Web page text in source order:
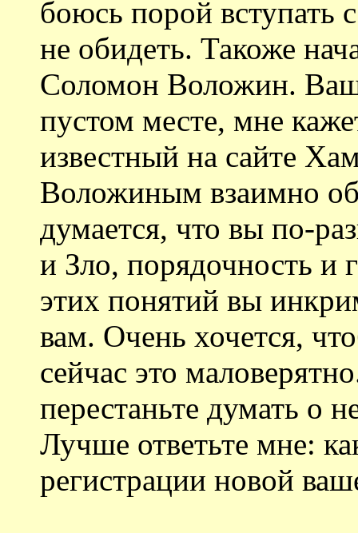
боюсь порой вступать
не обидеть. Такоже
Соломон Воложин. Ваш
пустом месте, мне
известный на сайте
Воложиным взаимно
думается, что вы по-
и Зло, порядочность и
этих понятий вы
вам. Очень хочется,
сейчас это
перестаньте думать о
Лучше ответьте мне:
регистрации новой